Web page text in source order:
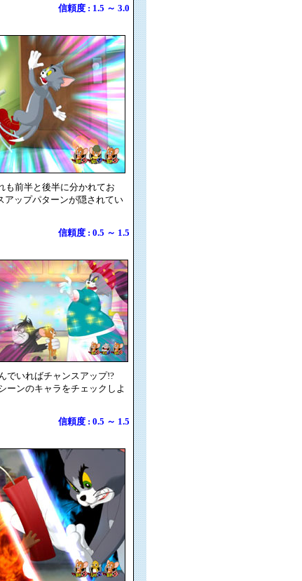
信頼度 : 1.5 ～ 3.0
も前半と後半に分かれてお
アップパターンが隠されてい
信頼度 : 0.5 ～ 1.5
でいればチャンスアップ!?
ーンのキャラをチェックしよ
信頼度 : 0.5 ～ 1.5